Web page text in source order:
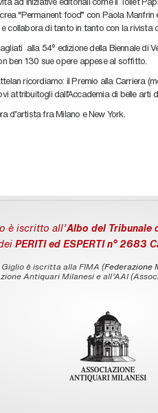
“Permanent food” con Paola Manfrin
collabora di tanto in tanto con la rivista
alla 54° edizione della Biennale di
ben 130 sue opere appese al soffitto.
ricordiamo: il Premio alla Carriera
attribuitogli dall’Accademia di belle arti
d’artista fra Milano e New York.
è iscritto all'Albo del Tribunale
PERITI ed ESPERTI n° 2683
è iscritta alla FIMA (Federazione
Antiquari Milanesi e all’AAI